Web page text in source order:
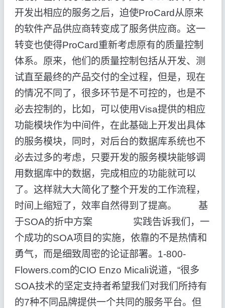
开发出相应的服务之后，迫使ProCard从原来
的软件产品供应商转变成了服务供应商。这一
转变也使得ProCard重新考虑原有的质量控制
体系。原来，他们的质量控制包括从开发、测
试直至最终的产品交付的全过程，但是，现在
的情况不同了，很多环节是不可控的，也是不
必去控制的，比如，可以使用Visa提供的相应
功能模块作为中间件，在此基础上开发出具体
的服务模块，同时，对后台的数据库系统也不
必去过多的考虑，只要开发的服务模块能够调
用数据库中的数据，完成相应的功能就可以
了。这样就大大简化了整个开发的工作流程，
时间上缩短了，效率自然得到了提高。 基
于SOA的折中方案 实践告诉我们，一
个成功的SOA项目的实施，依靠的不是热情和
勇气，而是细致周密的论证部署。1-800-
Flowers.com的CIO Enzo Micali说道，“很多
SOA技术的坚定支持者希望我们对我们所持有
的7种不同品牌提供一个共同的服务平台。但